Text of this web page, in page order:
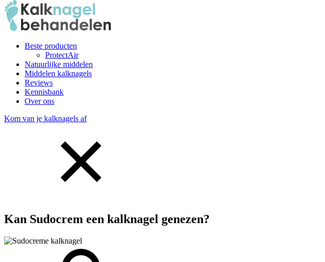
Beste producten
ProtectAir
Natuurlijke middelen
Middelen kalknagels
Reviews
Kennisbank
Over ons
Kom van je kalknagels af
Kan Sudocrem een kalknagel genezen?